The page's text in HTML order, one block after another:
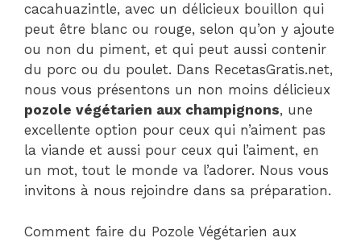
cacahuazintle, avec un délicieux bouillon qui
peut être blanc ou rouge, selon qu’on y ajoute
ou non du piment, et qui peut aussi contenir
du porc ou du poulet. Dans RecetasGratis.net,
nous vous présentons un non moins délicieux
pozole végétarien aux champignons, une
excellente option pour ceux qui n’aiment pas
la viande et aussi pour ceux qui l’aiment, en
un mot, tout le monde va l’adorer. Nous vous
invitons à nous rejoindre dans sa préparation.
Comment faire du Pozole Végétarien aux